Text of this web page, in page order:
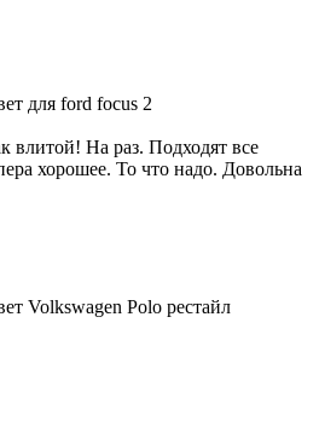
для ford focus 2
влитой! На раз. Подходят все
хорошее. То что надо. Довольна
Volkswagen Polo рестайл